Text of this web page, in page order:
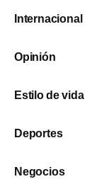
Internacional
Opinión
Estilo de vida
Deportes
Negocios